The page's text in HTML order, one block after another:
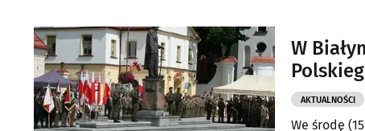
W
AKTUALNOŚCI
We środę